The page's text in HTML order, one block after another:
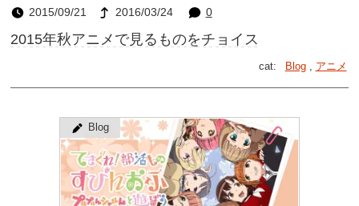
2015/09/21 2016/03/24 0
2015年秋アニメで見るものをチョイス
cat: Blog, アニメ
Blog